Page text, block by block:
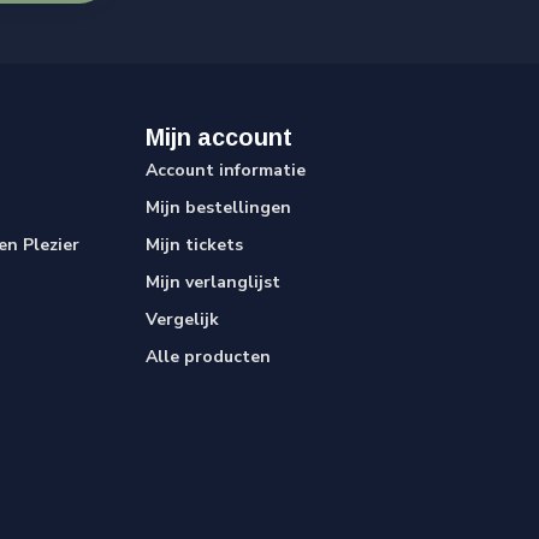
Plezier
Mijn account
Account informatie
Mijn bestellingen
Mijn tickets
Mijn verlanglijst
Vergelijk
Alle producten